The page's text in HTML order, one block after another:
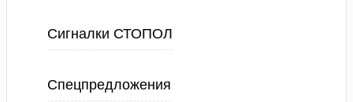
Сигналки СТОПОЛ
Спецпредложения